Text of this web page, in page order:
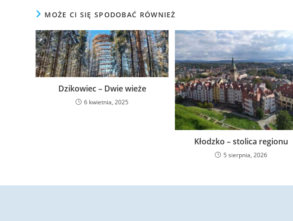
MOŻE CI SIĘ SPODOBAĆ RÓWNIEŻ
Dzikowiec – Dwie wieże
6 kwietnia, 2025
Kłodzko – stolica regionu
5 sierpnia, 2026